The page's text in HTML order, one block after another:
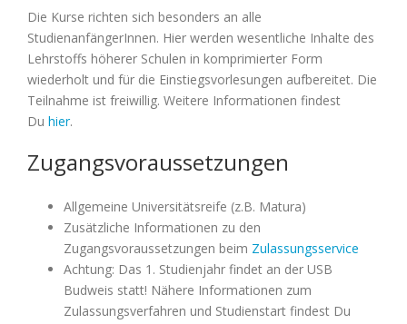
Die Kurse richten sich besonders an alle
StudienanfängerInnen. Hier werden wesentliche Inhalte des
Lehrstoffs höherer Schulen in komprimierter Form
wiederholt und für die Einstiegsvorlesungen aufbereitet. Die
Teilnahme ist freiwillig. Weitere Informationen findest
Du hier.
Zugangsvoraussetzungen
Allgemeine Universitätsreife (z.B. Matura)
Zusätzliche Informationen zu den
Zugangsvoraussetzungen beim Zulassungsservice
Achtung: Das 1. Studienjahr findet an der USB
Budweis statt! Nähere Informationen zum
Zulassungsverfahren und Studienstart findest Du